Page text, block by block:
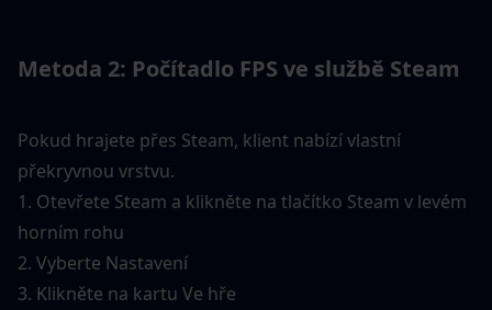
Metoda 2: Počítadlo FPS ve službě Steam
Pokud hrajete přes Steam, klient nabízí vlastní
překryvnou vrstvu.
1. Otevřete Steam a klikněte na tlačítko Steam v levém
horním rohu
2. Vyberte Nastavení
3. Klikněte na kartu Ve hře